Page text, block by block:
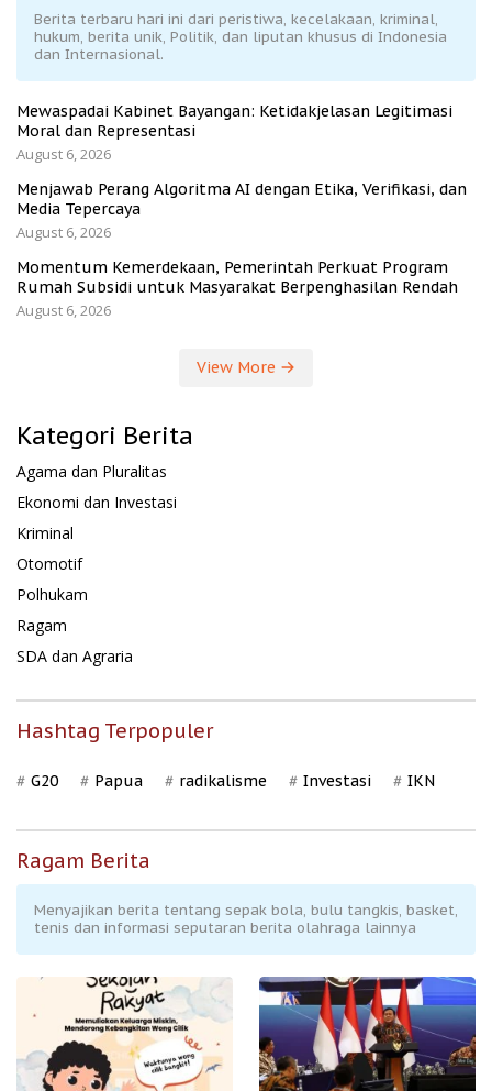
Berita terbaru hari ini dari peristiwa, kecelakaan, kriminal,
hukum, berita unik, Politik, dan liputan khusus di Indonesia
dan Internasional.
Mewaspadai Kabinet Bayangan: Ketidakjelasan Legitimasi
Moral dan Representasi
August 6, 2026
Menjawab Perang Algoritma AI dengan Etika, Verifikasi, dan
Media Tepercaya
August 6, 2026
Momentum Kemerdekaan, Pemerintah Perkuat Program
Rumah Subsidi untuk Masyarakat Berpenghasilan Rendah
August 6, 2026
View More
Kategori Berita
Agama dan Pluralitas
Ekonomi dan Investasi
Kriminal
Otomotif
Polhukam
Ragam
SDA dan Agraria
Hashtag Terpopuler
G20 Papua radikalisme Investasi IKN
Ragam Berita
Menyajikan berita tentang sepak bola, bulu tangkis, basket,
tenis dan informasi seputaran berita olahraga lainnya